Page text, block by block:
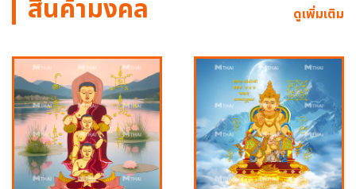
สินค้ามงคล ดูเพิ่มเติม